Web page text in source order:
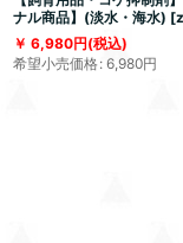
ナル商品】(淡水・海水) [
6,980円(税込)
希望小売価格: 6,980円